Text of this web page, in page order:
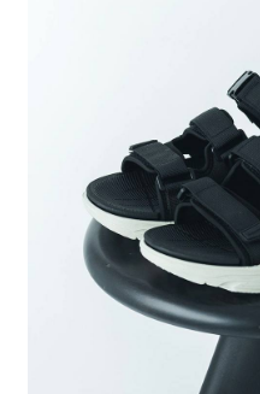
用戶於交易時，得透過本服務購買
買賣價金債權讓與本公司後，依約
2.基於同意付款使用「大哥付你分
資料（包含姓名、電話或地址）提
由本公司與您本人進行分期帳單所
3.完整用戶服務條款，請詳閱以下連
購買商品的店家。未經商家同意取
※ 交易是否成功請以「AFTEE先享
是否繳費成功／繳費後需取消欲退
客戶支援中心」 https://
【注意事項】
１．透過由恩沛科技股份有限公司
易，需依本服務之必要範圍內提供
權轉讓予恩沛科技股份有限公司。
２．關於個人資料處理事宜，請瀏覽
３．未成年的使用者請事先徵得法
「AFTEE先享後付」，若未經同意
４．使用「AFTEE先享後付」時，